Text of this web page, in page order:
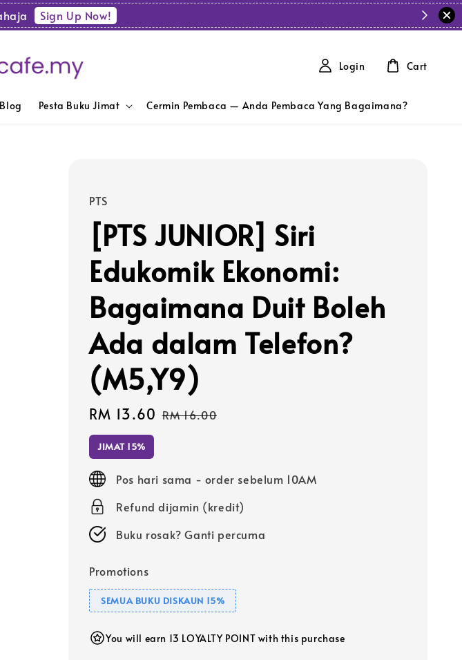
Sign Up Now!
Blog Pesta Buku Jimat Cermin Pembaca — Anda Pembaca Yang Bagaimana?
Login Cart
PTS
[PTS JUNIOR] Siri
Edukomik Ekonomi:
Bagaimana Duit Boleh
Ada dalam Telefon?
(M5,Y9)
Sale
price
RM 13.60 Regular
RM 16.00
JIMAT 15%
Pos hari sama - order sebelum 10AM
Refund dijamin (kredit)
Buku rosak? Ganti percuma
Promotions
SEMUA BUKU DISKAUN 15%
You will earn 13 LOYALTY POINT with this purchase